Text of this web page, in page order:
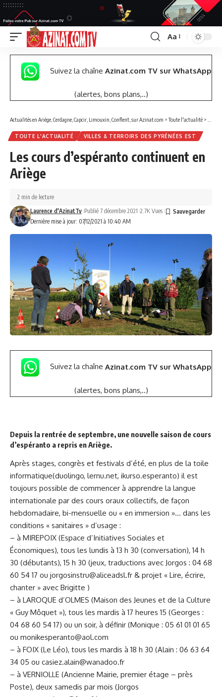
Font
Resizer
Aa
Suivez la chaîne Azinat.com TV sur WhatsApp
(alertes, bons plans,..)
Actualités en Ariège, Cerdagne, Capcir, Limouxin, Conflent, sur Azinat.com >Toute l'actualité >
TOUTE L'ACTUALITÉ VILLES & TERROIRS DES PYRÉNÉES EST
Les cours d’espéranto continuent en
Ariège
Dernière mise à jour: 07/12/2021 à 10:40 AM
Laurence d'AzinatTv Publié 7 décembre 2021 2.7K Vues
2 min de lecture
Suivez la chaîne Azinat.com TV sur WhatsApp
(alertes, bons plans,..)
Depuis la rentrée de septembre, une nouvelle saison de cours
d’espéranto a repris en Ariège.
Après stages, congrès et festivals d’été, en plus de la toile
informatique(duolingo, lernu.net, ikurso.esperanto) il est
toujours possible de commencer à apprendre la langue
internationale par des cours oraux collectifs, de façon
hebdomadaire, bi-mensuelle ou « en immersion »… dans les
conditions « sanitaires » d’usage :
– à MIREPOIX (Espace d’Initiatives Sociales et
Économiques), tous les lundis à 13 h 30 (conversation), 14 h
30 (débutants), 15 h 30 (jeux, traductions avec Jorgos : 04 68
60 54 17 ou jorgosinstru@aliceadsl.fr & projet « Lire, écrire,
chanter » avec Brigitte )
– à LAROQUE d’OLMES (Maison des Jeunes et de la Culture
« Guy Môquet »), tous les mardis à 17 heures 15 (Georges :
04 68 60 54 17) ou un soir, à définir (Monique : 05 61 01 01 65
ou monikesperanto@aol.com
– à FOIX (Le Léo), tous les mardis à 18 h 30 (Alain : 06 63 64
34 05 ou casiez.alain@wanadoo.fr
– à VERNIOLLE (Ancienne Mairie, premier étage – près
Poste), deux samedis par mois (Jorgos